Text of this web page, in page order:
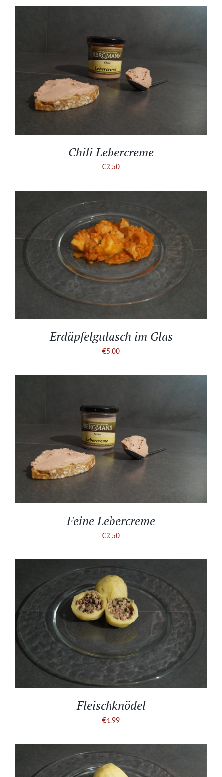
IN DEN WARENKORB / DETAILS
Chili Lebercreme
€2,50
IN DEN WARENKORB / DETAILS
Erdäpfelgulasch im Glas
€5,00
IN DEN WARENKORB / DETAILS
Feine Lebercreme
€2,50
IN DEN WARENKORB / DETAILS
Fleischknödel
€4,99